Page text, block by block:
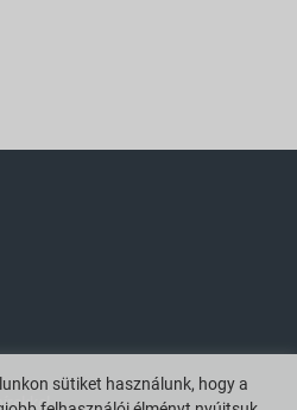
sütiket használunk, hogy a